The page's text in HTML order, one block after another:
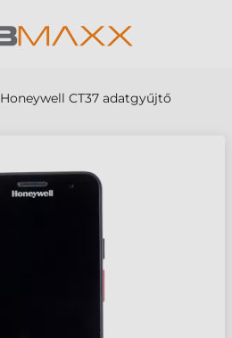
Honeywell CT37 adatgyűjtő